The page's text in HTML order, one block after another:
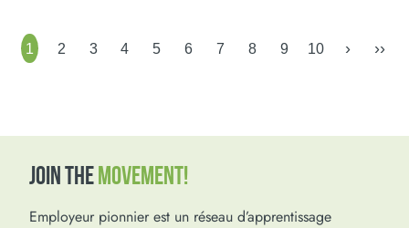
1 2 3 4 5 6 7 8 9 10 › ››
JOIN THEMOVEMENT!
Employeur pionnier est un réseau d’apprentissage